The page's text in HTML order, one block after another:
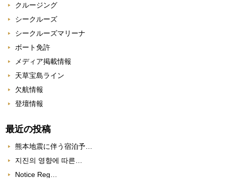
クルージング
シークルーズ
シークルーズマリーナ
ボート免許
メディア掲載情報
天草宝島ライン
欠航情報
登壇情報
最近の投稿
熊本地震に伴う宿泊予…
지진의 영향에 따른…
Notice Reg…